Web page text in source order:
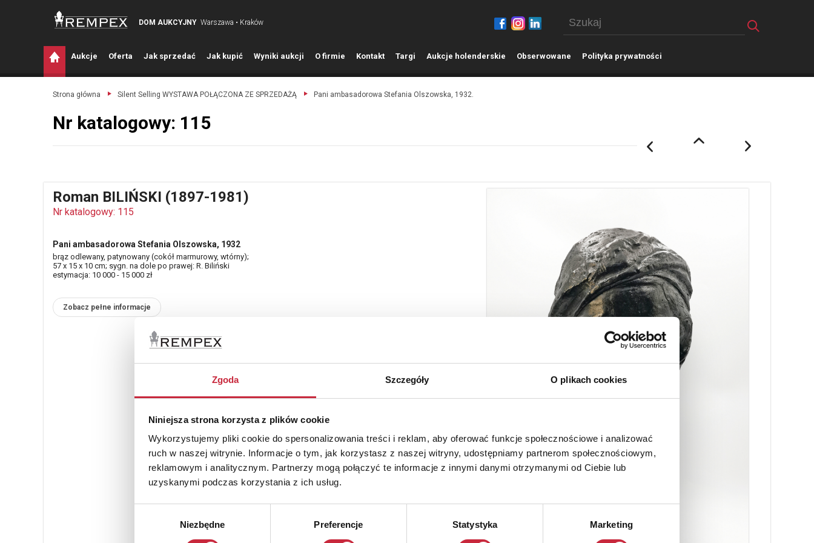
Zgoda Szczegóły O plikach cookies
Niniejsza strona korzysta z plików cookie
Wykorzystujemy pliki cookie do spersonalizowania treści i reklam, aby oferować funkcje społecznościowe i analizować
ruch w naszej witrynie. Informacje o tym, jak korzystasz z naszej witryny, udostępniamy partnerom społecznościowym,
reklamowym i analitycznym. Partnerzy mogą połączyć te informacje z innymi danymi otrzymanymi od Ciebie lub
uzyskanymi podczas korzystania z ich usług.
Niezbędne Preferencje Statystyka Marketing
DOM AUKCYJNY Warszawa • Kraków
Aukcje Oferta Jak sprzedać Jak kupić Wyniki aukcji O firmie Kontakt Targi Aukcje holenderskie Obserwowane Polityka prywatności
Strona główna Silent Selling WYSTAWA POŁĄCZONA ZE SPRZEDAŻĄ Pani ambasadorowa Stefania Olszowska, 1932.
Nr katalogowy: 115
Roman BILIŃSKI (1897-1981)
Nr katalogowy: 115
Pani ambasadorowa Stefania Olszowska, 1932
brąz odlewany, patynowany (cokół marmurowy, wtórny);
57 x 15 x 10 cm; sygn. na dole po prawej: R. Biliński
estymacja: 10 000 - 15 000 zł
Zobacz pełne informacje